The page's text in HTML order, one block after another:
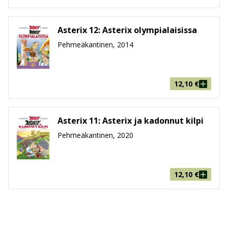
Asterix 12: Asterix olympialaisissa
Pehmeäkantinen, 2014
12,10 €
Asterix 11: Asterix ja kadonnut kilpi
Pehmeäkantinen, 2020
12,10 €